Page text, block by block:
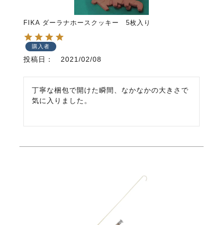
FIKA ダーラナホースクッキー 5枚入り
購入者
投稿日 2021/02/08
丁寧な梱包で開けた瞬間、なかなかの大きさで
気に入りました。